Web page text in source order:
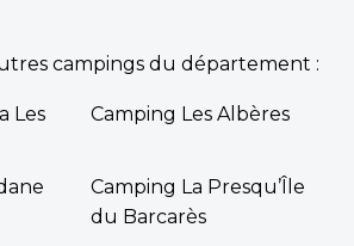
campings du département :
Les
Camping Les Albères
Camping La Presqu’Île
du Barcarès